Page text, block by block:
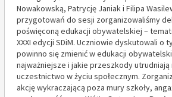
Nowakowską, Patrycję Janiak i Filipa
przygotowań do sesji zorganizowaliśmy
poświęconą edukacji obywatelskiej –
XXXI edycji SDiM. Uczniowie dyskutowali o
powinno się zmienić w edukacji
najważniejsze i jakie przeszkody utrudniają
uczestnictwo w życiu społecznym.
akcję wykraczającą poza mury szkoły,